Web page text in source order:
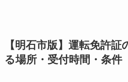
【明石市版】運転免許証
る場所・受付時間・条件